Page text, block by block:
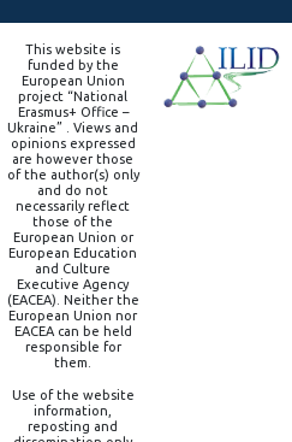
This website is
funded by the
European Union
project “National
Erasmus+ Office –
Ukraine” . Views and
opinions expressed
are however those
of the author(s) only
and do not
necessarily reflect
those of the
European Union or
European Education
and Culture
Executive Agency
(EACEA). Neither the
European Union nor
EACEA can be held
responsible for
them.
Use of the website
information,
reposting and